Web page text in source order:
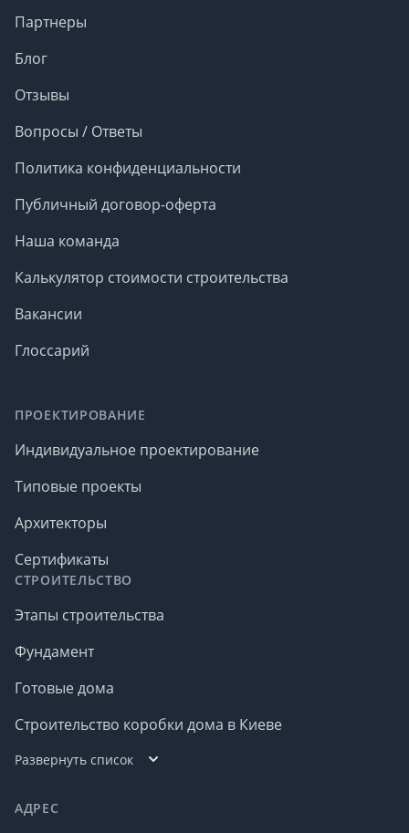
Партнеры
Блог
Отзывы
Вопросы / Ответы
Политика конфиденциальности
Публичный договор-оферта
Наша команда
Калькулятор стоимости строительства
Вакансии
Глоссарий
ПРОЕКТИРОВАНИЕ
Индивидуальное проектирование
Типовые проекты
Архитекторы
Сертификаты
СТРОИТЕЛЬСТВО
Этапы строительства
Фундамент
Готовые дома
Строительство коробки дома в Киеве
Развернуть список
АДРЕС